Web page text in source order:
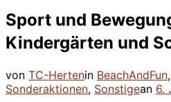
umschalten
Sport und
Kindergärten und
von TC-Hertenin BeachAndFun,
Sonderaktionen, Sonstigean 6.